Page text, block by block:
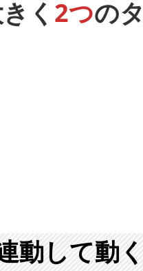
く 2つのタ
て動く